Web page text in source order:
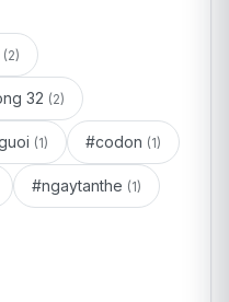
(2)
32 (2)
(1) #codon (1)
#ngaytanthe (1)